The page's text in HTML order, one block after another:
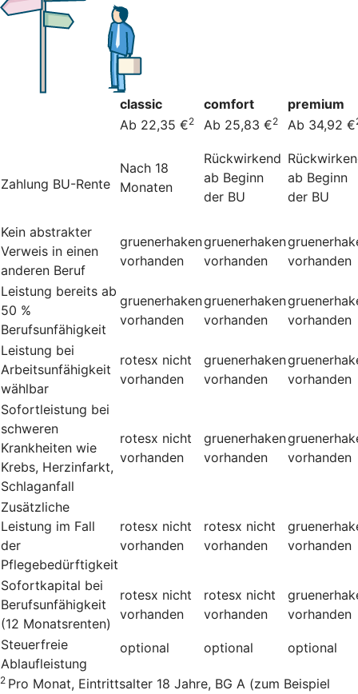
classic comfort
premium
Ab 22,35 €2 Ab 25,83 €2 Ab 34,92 €
Zahlung BU-Rente
Nach 18
Monaten
Rückwirkend
ab Beginn
der BU
ab Beginn
der BU
Kein abstrakter
Verweis in einen
anderen Beruf
gruenerhaken
vorhanden
gruenerhaken
vorhanden
vorhanden
Leistung bereits ab
50 %
Berufsunfähigkeit
gruenerhaken
vorhanden
gruenerhaken
vorhanden
vorhanden
Leistung bei
Arbeitsunfähigkeit
wählbar
rotesx nicht
vorhanden
gruenerhaken
vorhanden
vorhanden
Sofortleistung bei
schweren
Krankheiten wie
Krebs, Herzinfarkt,
Schlaganfall
rotesx nicht
vorhanden
gruenerhaken
vorhanden
vorhanden
Zusätzliche
Leistung im Fall
der
Pflegebedürftigkeit
rotesx nicht
vorhanden
rotesx nicht
vorhanden
vorhanden
Sofortkapital bei
Berufsunfähigkeit
(12 Monatsrenten)
rotesx nicht
vorhanden
rotesx nicht
vorhanden
vorhanden
Steuerfreie
Ablaufleistung
optional optional optional
2 Pro Monat, Eintrittsalter 18 Jahre, BG A (zum Beispiel